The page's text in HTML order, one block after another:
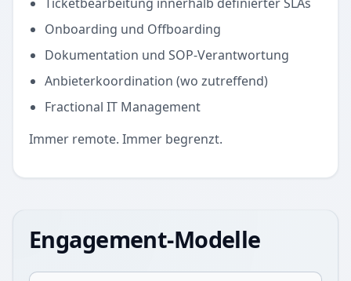
Onboarding und Offboarding
Dokumentation und SOP-Verantwortung
Anbieterkoordination (wo zutreffend)
Fractional IT Management
Immer remote. Immer begrenzt.
Engagement-Modelle